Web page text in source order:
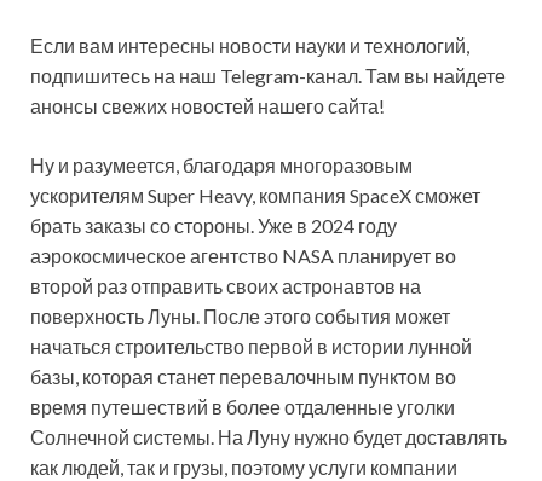
Если вам интересны новости науки и технологий,
подпишитесь на наш Telegram-канал. Там вы найдете
анонсы свежих новостей нашего сайта!
Ну и разумеется, благодаря многоразовым
ускорителям Super Heavy, компания SpaceX сможет
брать заказы со стороны. Уже в 2024 году
аэрокосмическое агентство NASA планирует во
второй раз отправить своих астронавтов на
поверхность Луны. После этого события может
начаться строительство первой в истории лунной
базы, которая станет перевалочным пунктом во
время путешествий в более отдаленные уголки
Солнечной системы. На Луну нужно будет доставлять
как людей, так и грузы, поэтому услуги компании